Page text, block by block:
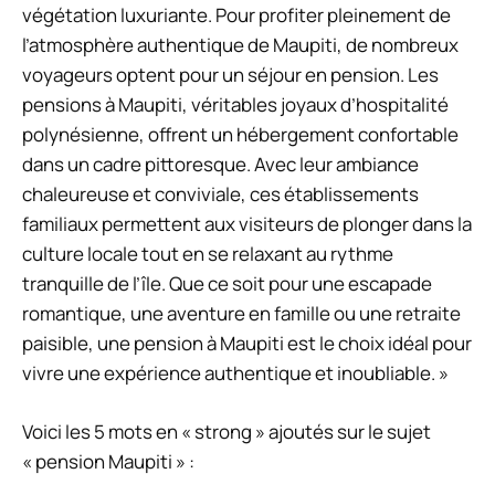
végétation luxuriante. Pour profiter pleinement de
l’atmosphère authentique de Maupiti, de nombreux
voyageurs optent pour un séjour en pension. Les
pensions à Maupiti, véritables joyaux d’hospitalité
polynésienne, offrent un hébergement confortable
dans un cadre pittoresque. Avec leur ambiance
chaleureuse et conviviale, ces établissements
familiaux permettent aux visiteurs de plonger dans la
culture locale tout en se relaxant au rythme
tranquille de l’île. Que ce soit pour une escapade
romantique, une aventure en famille ou une retraite
paisible, une pension à Maupiti est le choix idéal pour
vivre une expérience authentique et inoubliable. »
Voici les 5 mots en « strong » ajoutés sur le sujet
« pension Maupiti » :